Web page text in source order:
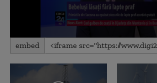
0
seconds
1
embed